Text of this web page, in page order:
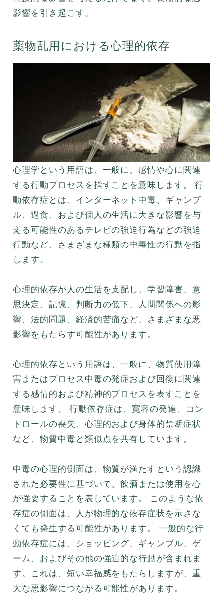
影響を引き起こす。
薬物乱用における心理的依存
心理学という用語は、一般に、感情や心に関連
する行動プロセスを指すことを意味します。 行
動依存症とは、インターネット中毒、ギャンブ
ル、過食、および個人の生活に大きな影響を与
える可能性のあるテレビの強迫行為などの強迫
行動など、さまざまな種類の中毒性の行動を指
します。
心理的依存が人の生活を支配し、学習障害、意
思決定、記憶、判断力の低下、人間関係への影
響、法的問題、経済的苦痛など、さまざまな悪
影響をもたらす可能性があります。
心理的依存という用語は、一般に、物質使用障
害またはプロセス中毒の発症および回復に関連
する感情的および精神的プロセスを表すことを
意味します。 行動依存症は、寛容の発達、コン
トロールの喪失、心理的および身体的禁断症状
など、物質中毒と類似点を共有しています。
中毒の心理的側面は、物質が満たすという認識
された必要性に基づいて、飲酒または使用を心
が強要することを表しています。 このような依
存症の側面は、人が物理的な依存症状を示さな
くても発生する可能性があります。 一般的な行
動依存症には、ショッピング、ギャンブル、ゲ
ーム、およびその他の強迫的な行動が含まれま
す。これは、短い幸福感をもたらしますが、重
大な悪影響につながる可能性があります。